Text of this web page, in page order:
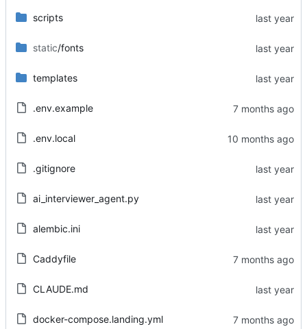
scripts
static/fonts
templates
.env.example
.env.local
.gitignore
ai_interviewer_agent.py
alembic.ini
Caddyfile
CLAUDE.md
docker-compose.landing.yml